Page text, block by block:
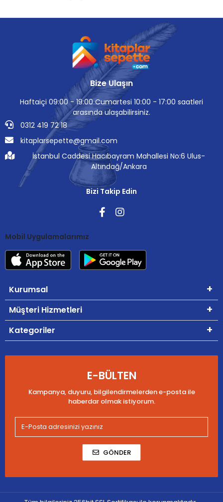
Bize Ulaşın
Haftaiçi 09:00 - 19:00 Cumartesi 10:00 - 17:00 saatleri
arasında ulaşabilirsiniz.
0312 419 72 18
kitaplarsepette@gmail.com
İstanbul Caddesi Hacıbayram Mahallesi No:6 Ulus-
Altındağ/Ankara
Bizi Takip Edin
Mobil Uygulamalarımız
Kurumsal
Müşteri Hizmetleri
Kategoriler
E-BÜLTEN
Kampanya, duyuru, bilgilendirmelerden e-posta ile
haberdar olmak istiyorum.
GÖNDER